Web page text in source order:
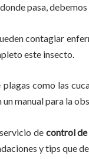
pasa,
contagiar
este insecto.
como las
un manual para la
de control de
y tips que